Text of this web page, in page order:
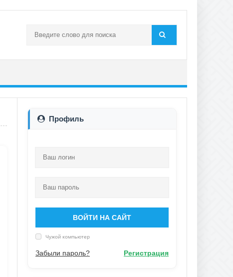
Профиль
ВОЙТИ НА САЙТ
Чужой компьютер
Забыли пароль? Регистрация